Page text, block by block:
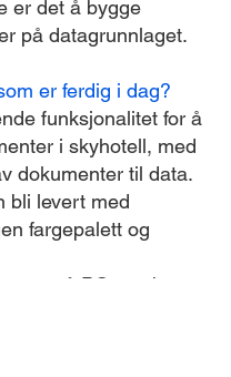
er det å bygge
på datagrunnlaget.
er ferdig i dag?
funksjonalitet for å
i skyhotell, med
dokumenter til data.
bli levert med
fargepalett og
på PC, nettbrett